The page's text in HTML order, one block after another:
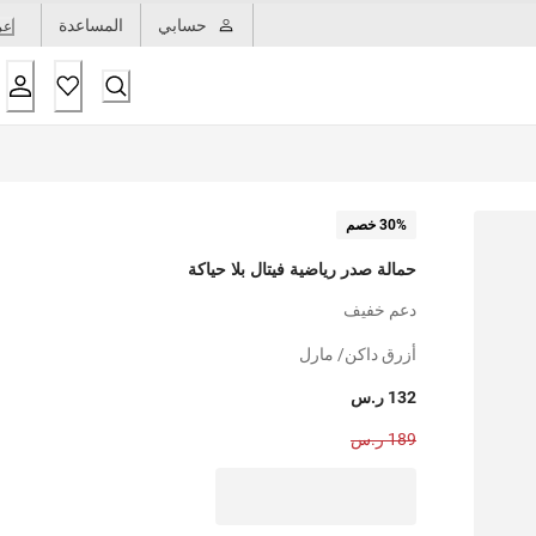
حسابي المساعدة
30% خصم
حمالة صدر رياضية فيتال بلا حياكة
دعم خفيف
أزرق داكن/ مارل
132 ر.س
189 ر.س